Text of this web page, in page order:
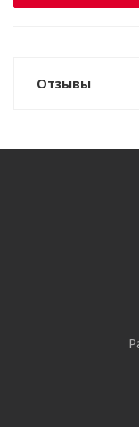
Отзывы